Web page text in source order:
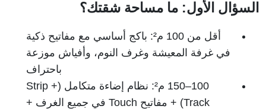
السؤال الأول: ما مساحة شقتك؟
أقل من 100 م²: باكج أساسي مع مفاتيح ذكية
في غرفة المعيشة وغرف النوم، وأفياش موزعة
باحتراف
100–150 م²: نظام إضاءة متكامل (Strip +
Track) + مفاتيح Touch في جميع الغرف +